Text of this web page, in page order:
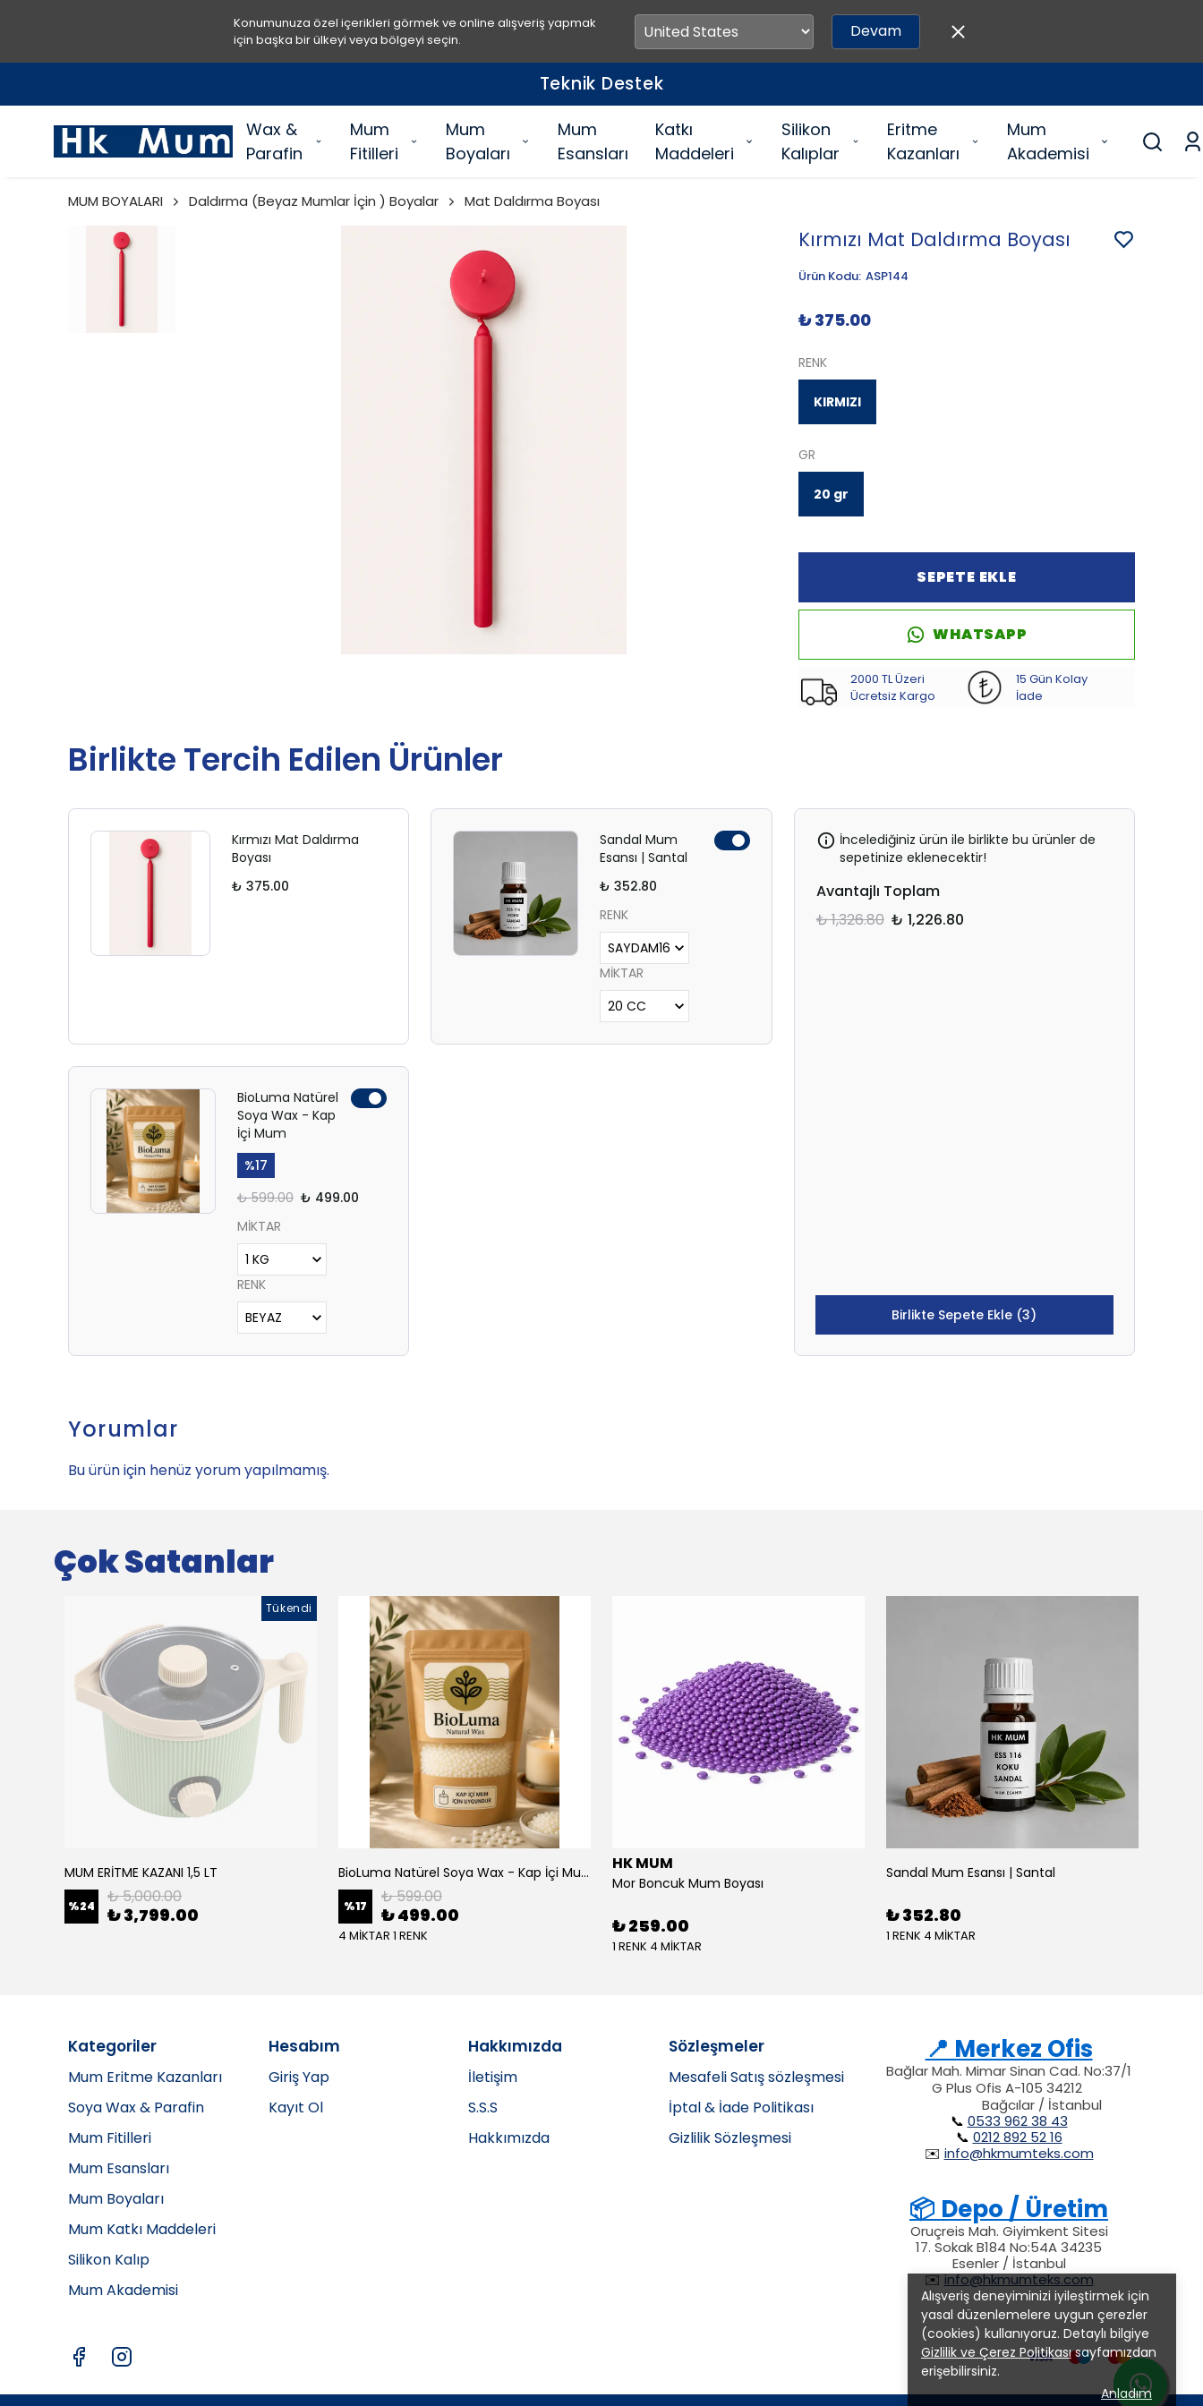
Konumunuza özel içerikleri görmek ve online alışveriş yapmak
için başka bir ülkeyi veya bölgeyi seçin.
Devam
Teknik Destek
Wax &
Parafin
Mum
Fitilleri
Mum
Boyaları
Mum
Esansları
Katkı
Maddeleri
Silikon
Kalıplar
Eritme
Kazanları
Mum
Akademisi
Alışveriş deneyiminizi iyileştirmek için
yasal düzenlemelere uygun çerezler
(cookies) kullanıyoruz. Detaylı bilgiye
Gizlilik ve Çerez Politikasısayfamızdan
erişebilirsiniz.
Anladım
MUM BOYALARI Daldırma (Beyaz Mumlar İçin ) Boyalar Mat Daldırma Boyası
Kırmızı Mat Daldırma Boyası
Ürün Kodu: ASP144
₺ 375.00
RENK
KIRMIZI
GR
20 gr
SEPETE EKLE
WHATSAPP
2000 TL Üzeri
Ücretsiz Kargo
15 Gün Kolay
İade
Birlikte Tercih Edilen Ürünler
Kırmızı Mat Daldırma
Boyası
₺ 375.00
Sandal Mum
Esansı | Santal
₺ 352.80
RENK
MİKTAR
BioLuma Natürel
Soya Wax - Kap
İçi Mum
%17
₺ 599.00 ₺ 499.00
MİKTAR
RENK
İncelediğiniz ürün ile birlikte bu ürünler de
sepetinize eklenecektir!
Avantajlı Toplam
₺ 1,326.80 ₺ 1,226.80
Birlikte Sepete Ekle (3)
Yorumlar
Bu ürün için henüz yorum yapılmamış.
Çok Satanlar
Tükendi
MUM ERİTME KAZANI 1,5 LT
%24 ₺ 5,000.00
₺ 3,799.00
BioLuma Natürel Soya Wax - Kap İçi Mum
%17 ₺ 599.00
₺ 499.00
4 MİKTAR 1 RENK
HK MUM
Mor Boncuk Mum Boyası
₺ 259.00
1 RENK 4 MİKTAR
Sandal Mum Esansı | Santal
₺ 352.80
1 RENK 4 MİKTAR
Kategoriler
Mum Eritme Kazanları
Soya Wax & Parafin
Mum Fitilleri
Mum Esansları
Mum Boyaları
Mum Katkı Maddeleri
Silikon Kalıp
Mum Akademisi
Hesabım
Giriş Yap
Kayıt Ol
Hakkımızda
İletişim
S.S.S
Hakkımızda
Sözleşmeler
Mesafeli Satış sözleşmesi
İptal & İade Politikası
Gizlilik Sözleşmesi
📍 Merkez Ofis
Bağlar Mah. Mimar Sinan Cad. No:37/1
G Plus Ofis A-105 34212
Bağcılar / İstanbul
📞 0533 962 38 43
📞 0212 892 52 16
✉️ info@hkmumteks.com
📦 Depo / Üretim
Oruçreis Mah. Giyimkent Sitesi
17. Sokak B184 No:54A 34235
Esenler / İstanbul
✉️info@hkmumteks.com